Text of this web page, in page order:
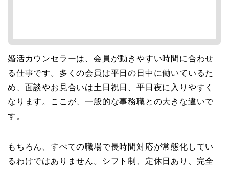
婚活カウンセラーは、会員が動きやすい時間に合わせ
る仕事です。多くの会員は平日の日中に働いているた
め、面談やお見合いは土日祝日、平日夜に入りやすく
なります。ここが、一般的な事務職との大きな違いで
す。
もちろん、すべての職場で長時間対応が常態化してい
るわけではありません。シフト制、定休日あり、完全